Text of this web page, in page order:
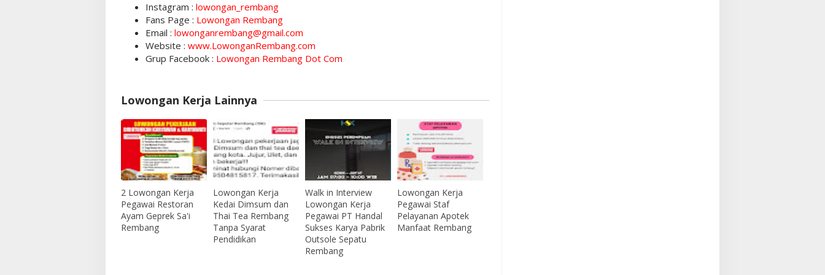
Instagram : lowongan_rembang
Fans Page : Lowongan Rembang
Email : lowonganrembang@gmail.com
Website : www.LowonganRembang.com
Grup Facebook : Lowongan Rembang Dot Com
Lowongan Kerja Lainnya
2 Lowongan Kerja
Pegawai Restoran
Ayam Geprek Sa'i
Rembang
Lowongan Kerja
Kedai Dimsum dan
Thai Tea Rembang
Tanpa Syarat
Pendidikan
Walk in Interview
Lowongan Kerja
Pegawai PT Handal
Sukses Karya Pabrik
Outsole Sepatu
Rembang
Lowongan Kerja
Pegawai Staf
Pelayanan Apotek
Manfaat Rembang